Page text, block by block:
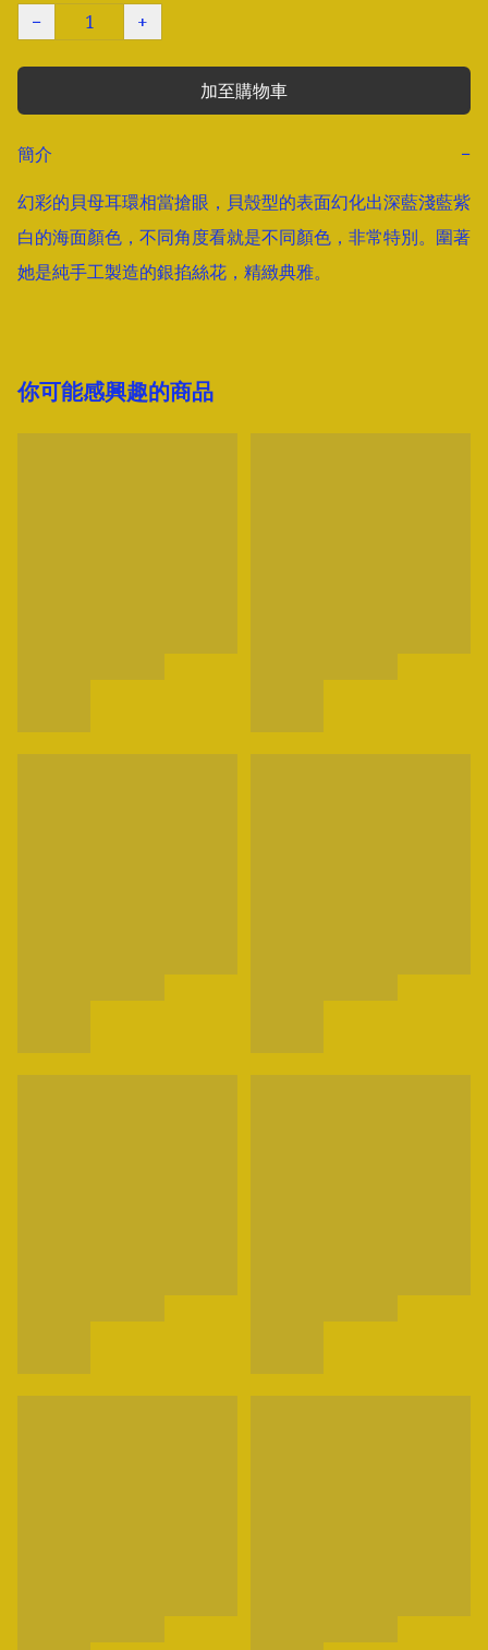
−
+
加至購物車
簡介
−
幻彩的貝母耳環相當搶眼，貝殼型的表面幻化出深藍淺藍紫
白的海面顏色，不同角度看就是不同顏色，非常特別。圍著
她是純手工製造的銀掐絲花，精緻典雅。
你可能感興趣的商品